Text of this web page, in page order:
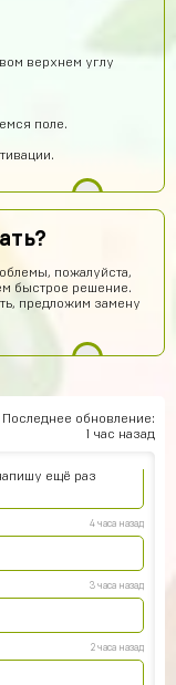
верхнем углу
поле.
пожалуйста,
быстрое решение.
предложим замену
Последнее обновление:
1 час назад
ещё раз
4 часа назад
3 часа назад
2 часа назад